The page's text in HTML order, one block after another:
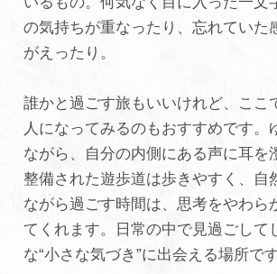
の気持ちが重なったり、忘れていた
がえったり。
誰かと過ごす旅もいいけれど、ここ
人になってみるのもおすすめです。
ながら、自分の内側にある声に耳を
整備された遊歩道は歩きやすく、自
ながら過ごす時間は、思考をやわら
てくれます。日常の中で見過ごして
な“小さな気づき”に出会える場所です